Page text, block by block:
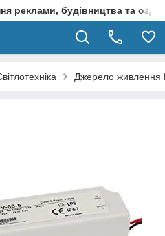
реклами, будівництва та
Джерело живлення